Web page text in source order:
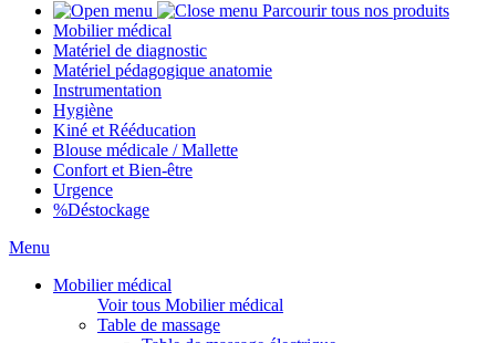
Parcourir tous nos produits
Mobilier médical
Matériel de diagnostic
Matériel pédagogique anatomie
Instrumentation
Hygiène
Kiné et Rééducation
Blouse médicale / Mallette
Confort et Bien-être
Urgence
%Déstockage
Menu
Mobilier médical
Voir tous Mobilier médical
Table de massage